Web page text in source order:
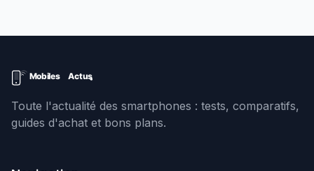
Toute l'actualité des smartphones : tests, comparatifs,
guides d'achat et bons plans.